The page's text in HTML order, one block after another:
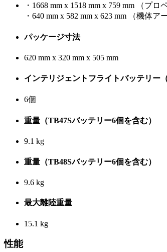
・1668 mm x 1518 mm x 759 mm （プ
・640 mm x 582 mm x 623 mm （機体
パッケージ寸法
620 mm x 320 mm x 505 mm
インテリジェントフライトバッテリー（
6個
重量（TB47Sバッテリー6個を含む）
9.1 kg
重量（TB48Sバッテリー6個を含む）
9.6 kg
最大離陸重量
15.1 kg
性能